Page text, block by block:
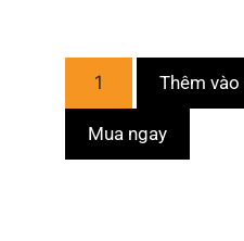
Thêm
Mua ngay